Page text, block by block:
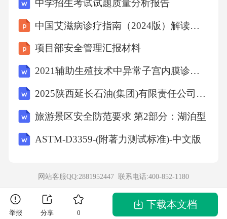
体保护焊的焊丝伸出长度过长，会导致飞溅增
大。（）答案：√9.氧气瓶阀冻结时，可用明火
加热解冻。（）答案：×10.埋弧焊作业时，操作
案：×11.焊接作业场所的照明应充足，照度不低
于50勒克斯。（）答案：√12.气割时，若发生回
火，应立即关闭乙炔阀，再关闭氧气阀。（）
答案：√13.焊接有色金属时，金属烟尘中的铜、
一次侧电源线长度不应超过5m。（）答案：√1
中学招生考试试题质量分析报告
中国艾滋病诊疗指南（2024版）解读课件
项目部安全管理汇报材料
2021辅助生殖技术中异常子宫内膜诊疗的中国专家共识(全文)
2025陕西延长石油(集团)有限责任公司科技人才招聘116人笔试备考试题及答案解析
旅游景区安全防范要求 第2部分：湖泊型
ASTM-D3359-(附著力测试标准)-中文版
网站客服QQ:2881952447 联系电话:400-852-1180
举报 分享 0
下载本文档